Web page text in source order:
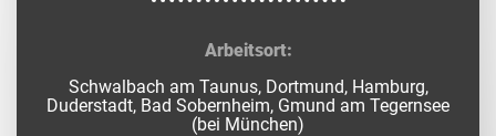
Arbeitsort:
Schwalbach am Taunus, Dortmund, Hamburg,
Duderstadt, Bad Sobernheim, Gmund am Tegernsee
(bei München)